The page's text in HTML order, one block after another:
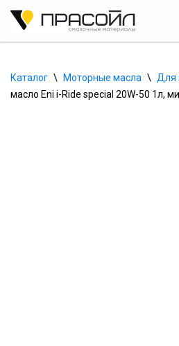
содержимому
Каталог \ Моторные масла \ Для
масло Eni i-Ride special 20W-50 1л,